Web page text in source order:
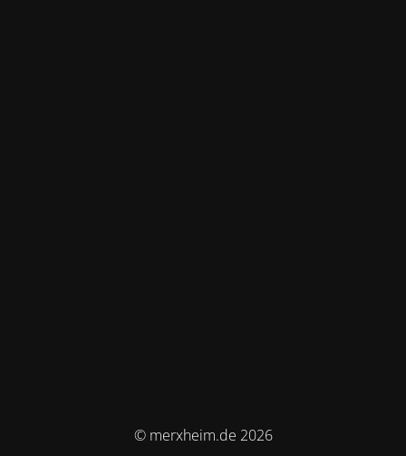
© merxheim.de 2026